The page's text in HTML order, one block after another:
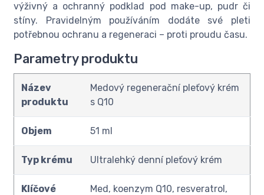
výživný a ochranný podklad pod make-up, pudr či
stíny. Pravidelným používáním dodáte své pleti
potřebnou ochranu a regeneraci – proti proudu času.
Parametry produktu
Název
produktu
Medový regenerační pleťový krém
s Q10
Objem 51 ml
Typ krému Ultralehký denní pleťový krém
Klíčové Med, koenzym Q10, resveratrol,